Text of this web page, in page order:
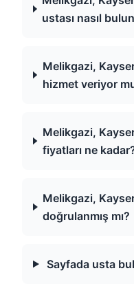
ustası nasıl
Melikgazi,
hizmet veriyor
Melikgazi,
fiyatları ne
Melikgazi,
doğrulanmış mı?
Sayfada usta